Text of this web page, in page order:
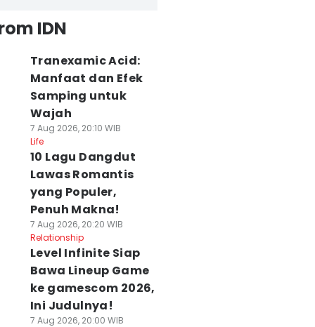
IDN
Tranexamic Acid:
Manfaat dan Efek
Samping untuk
Wajah
7 Aug 2026, 20:10 WIB
Life
10 Lagu Dangdut
Lawas Romantis
yang Populer,
Penuh Makna!
7 Aug 2026, 20:20 WIB
Relationship
Level Infinite Siap
Bawa Lineup Game
ke gamescom 2026,
Ini Judulnya!
7 Aug 2026, 20:00 WIB